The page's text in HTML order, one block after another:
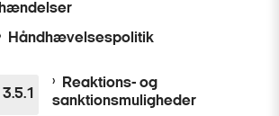
hændelser
Håndhævelsespolitik
Reaktions- og
sanktionsmuligheder